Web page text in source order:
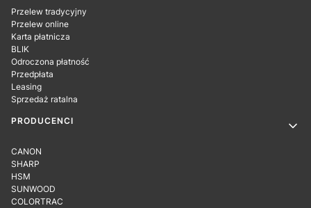
Przelew tradycyjny
Przelew online
Karta płatnicza
BLIK
Odroczona płatność
Przedpłata
Leasing
Sprzedaż ratalna
PRODUCENCI
CANON
SHARP
HSM
SUNWOOD
COLORTRAC